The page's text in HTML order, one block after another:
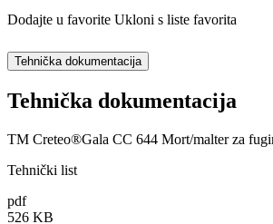
Dodajte u favorite Ukloni s liste favorita
Tehnička dokumentacija
Tehnička dokumentacija
TM Creteo®Gala CC 644 Mort/malter za
Tehnički list
pdf
526 KB